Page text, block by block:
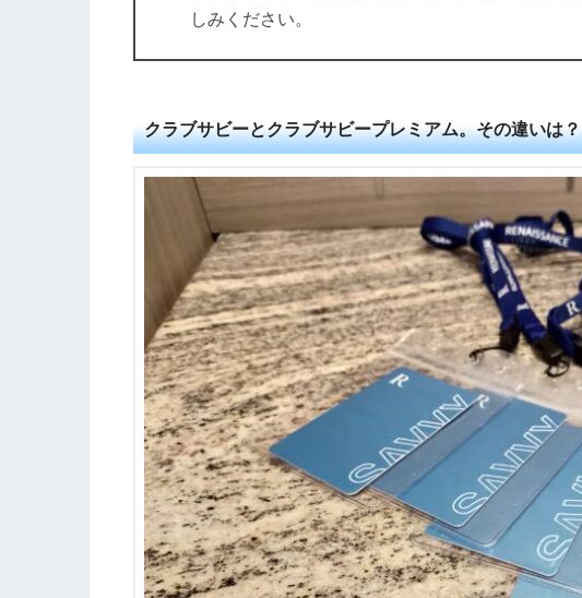
しみください。
クラブサビーとクラブサビープレミアム。その違いは？